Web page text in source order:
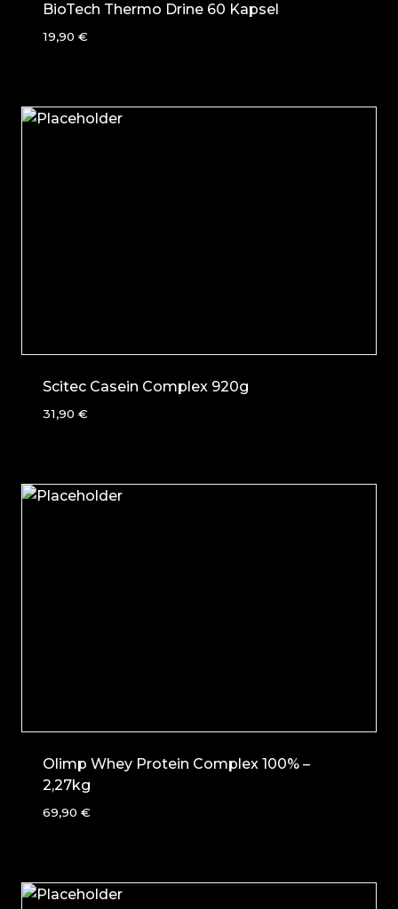
BioTech Thermo Drine 60 Kapsel
19,90 €
Scitec Casein Complex 920g
31,90 €
Olimp Whey Protein Complex 100% –
2,27kg
69,90 €